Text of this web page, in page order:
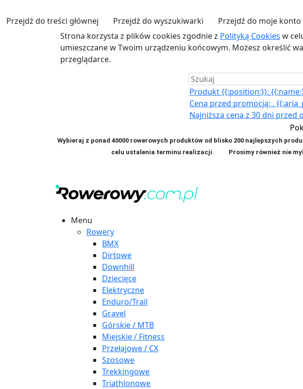
Przejdź do treści głównej Przejdź do wyszukiwarki Przejdź do moje konto
Strona korzysta z plików cookies zgodnie z Polityką Cookies w
umieszczane w Twoim urządzeniu końcowym. Możesz określić
przeglądarce.
Produkt {{:position:}}:
Cena przed promocją: .
Najniższa cena z 30 dni przed
Wybieraj z ponad 40000 rowerowych produktów od blisko 200 najlepszych
celu ustalenia terminu realizacji. Prosimy również nie
Menu
Rowery
BMX
Dirtowe
Downhill
Dziecięce
Elektryczne
Enduro/Trail
Gravel
Górskie / MTB
Miejskie / Fitness
Przełajowe / CX
Szosowe
Trekkingowe
Triathlonowe